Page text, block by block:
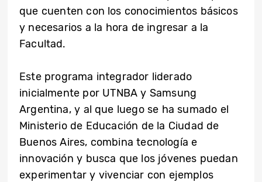
que cuenten con los conocimientos básicos
y necesarios a la hora de ingresar a la
Facultad.
Este programa integrador liderado
inicialmente por UTNBA y Samsung
Argentina, y al que luego se ha sumado el
Ministerio de Educación de la Ciudad de
Buenos Aires, combina tecnología e
innovación y busca que los jóvenes puedan
experimentar y vivenciar con ejemplos